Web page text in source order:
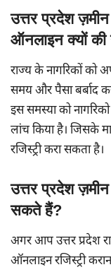
उत्तर प्रदेश
ऑनलाइन क्यों की
राज्य के नागरिकों को
समय और पैसा बर्बाद
इस समस्या को
लांच किया है। जिसके
रजिस्ट्री करा सकता है।
उत्तर प्रदेश
सकते हैं?
अगर आप उत्तर प्रदेश
ऑनलाइन रजिस्ट्री